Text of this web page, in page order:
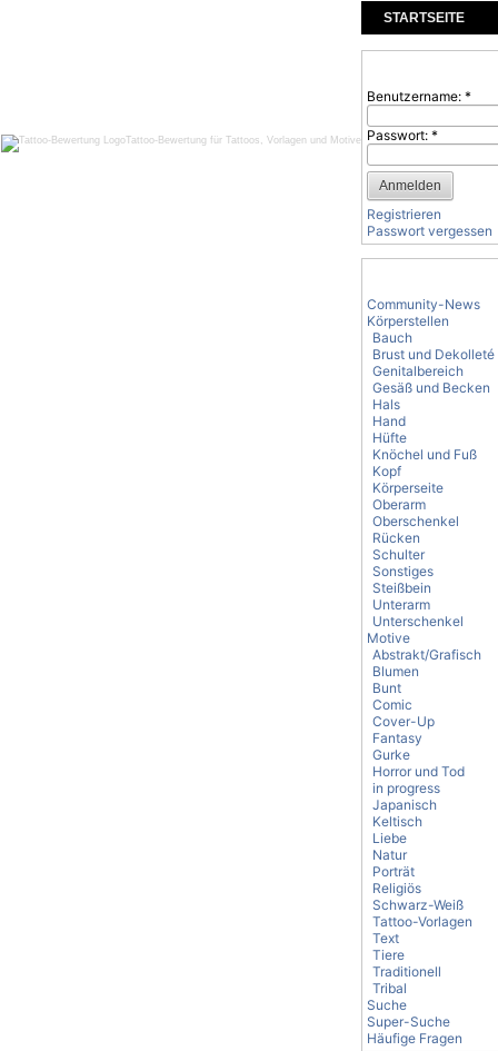
Tattoo-Bewertung für Tattoos, Vorlagen und Motive
STARTSEITE
KOMMENTARE
Benutzername: *
Passwort: *
Registrieren
Passwort vergessen
Community-News
Körperstellen
Bauch
Brust und Dekolleté
Genitalbereich
Gesäß und Becken
Hals
Hand
Hüfte
Knöchel und Fuß
Kopf
Körperseite
Oberarm
Oberschenkel
Rücken
Schulter
Sonstiges
Steißbein
Unterarm
Unterschenkel
Motive
Abstrakt/Grafisch
Blumen
Bunt
Comic
Cover-Up
Fantasy
Gurke
Horror und Tod
in progress
Japanisch
Keltisch
Liebe
Natur
Porträt
Religiös
Schwarz-Weiß
Tattoo-Vorlagen
Text
Tiere
Traditionell
Tribal
Suche
Super-Suche
Häufige Fragen